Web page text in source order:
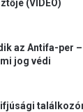
(VIDEÓ)
az Antifa-per
jog védi